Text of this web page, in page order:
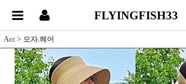
FLYINGFISH33
Acc > 모자.헤어